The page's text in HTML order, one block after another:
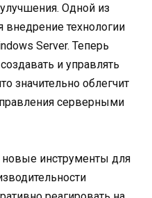
Одной из
внедрение технологии
Server. Теперь
и управлять
значительно облегчит
серверными
инструменты для